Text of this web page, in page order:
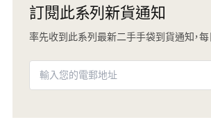
訂閱此系列新貨通知
率先收到此系列最新二手手袋到貨通知，每